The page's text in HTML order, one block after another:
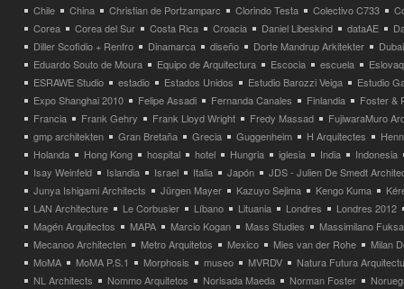
Chile
China Christian de Portzamparc Clorindo Testa Colectivo C733
Corea
Corea del Sur Costa Rica Croacia Daniel Libeskind dataAE
Diller Scofidio + Renfro
Dinamarca diseño Dorte Mandrup Arkitekter
Dubai
Eduardo Souto de Moura
Equipo de Arquitectura Escocia escuela
ESRAWE Studio
estadio Estados Unidos Estudio Barozzi Veiga
Estudio
Expo Shanghai 2010
Felipe Assadi Fernanda Canales Finlandia
Foster &
Francia
Frank Gehry Frank Lloyd Wright Fredy Massad
FujiwaraMuro
gmp architekten
Gran Bretaña Grecia Guggenheim H Arquitectes
Holanda
Hong Kong hospital hotel Hungria iglesia India
Indonesia
Isay Weinfeld
Islandia Israel Italia Japón
JDS - Julien De Smedt
Junya Ishigami Architects
Jürgen Mayer Kazuyo Sejima Kengo Kuma
LAN Architecture
Le Corbusier Líbano Lituania Londres
Londres 2012
Magén Arquitectos
MAPA Marcio Kogan Mass Studies
Massimilano
Mecanoo Architecten
Metro Arquitetos Mexico Mies van der Rohe
Milan
MoMA
MoMA P.S.1 Morphosis museo MVRDV
Natura Futura
NL Architects
Nommo Arquitetos Norisada Maeda Norman Foster